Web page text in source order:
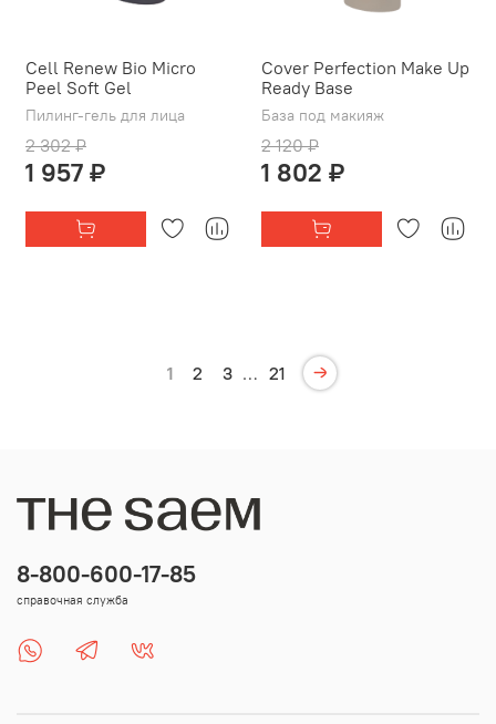
Cell Renew Bio Micro
Peel Soft Gel
Пилинг-гель для лица
2 302 ₽
1 957 ₽
Cover Perfection Make Up
Ready Base
База под макияж
2 120 ₽
1 802 ₽
1 2 3 … 21
8-800-600-17-85
справочная служба